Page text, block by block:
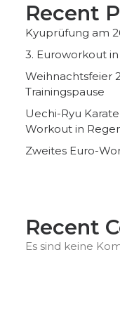
Recent
Kyuprüfung am
3. Euroworkout
Weihnachtsfeier
Trainingspause
Uechi-Ryu
Workout in
Zweites Euro-
Recent
Es sind keine